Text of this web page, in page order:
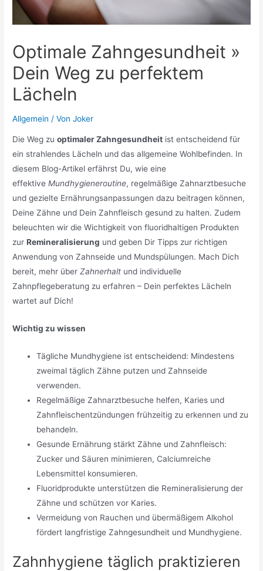
Optimale Zahngesundheit »
Dein Weg zu perfektem
Lächeln
Allgemein / VonJoker
Die Weg zuoptimaler Zahngesundheit ist entscheidend für
ein strahlendes Lächeln und das allgemeine Wohlbefinden. In
diesem Blog-Artikel erfährst Du, wie eine
effektiveMundhygieneroutine, regelmäßige Zahnarztbesuche
und gezielte Ernährungsanpassungen dazu beitragen können,
Deine Zähne und Dein Zahnfleisch gesund zu halten. Zudem
beleuchten wir die Wichtigkeit von fluoridhaltigen Produkten
zurRemineralisierung und geben Dir Tipps zur richtigen
Anwendung von Zahnseide und Mundspülungen. Mach Dich
bereit, mehr überZahnerhalt und individuelle
Zahnpflegeberatung zu erfahren – Dein perfektes Lächeln
wartet auf Dich!
Wichtig zu wissen
Tägliche Mundhygiene ist entscheidend: Mindestens
zweimal täglich Zähne putzen und Zahnseide
verwenden.
Regelmäßige Zahnarztbesuche helfen, Karies und
Zahnfleischentzündungen frühzeitig zu erkennen und zu
behandeln.
Gesunde Ernährung stärkt Zähne und Zahnfleisch:
Zucker und Säuren minimieren, Calciumreiche
Lebensmittel konsumieren.
Fluoridprodukte unterstützen die Remineralisierung der
Zähne und schützen vor Karies.
Vermeidung von Rauchen und übermäßigem Alkohol
fördert langfristige Zahngesundheit und Mundhygiene.
Zahnhygiene täglich praktizieren